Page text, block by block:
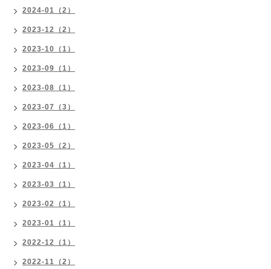
2024-01（2）
2023-12（2）
2023-10（1）
2023-09（1）
2023-08（1）
2023-07（3）
2023-06（1）
2023-05（2）
2023-04（1）
2023-03（1）
2023-02（1）
2023-01（1）
2022-12（1）
2022-11（2）